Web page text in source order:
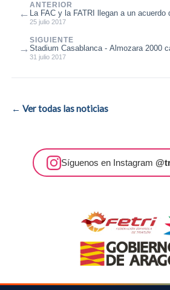
←
ANTERIOR
La FAC y la FATRI llegan a un acuerdo
cuanto a la utilización...
25 julio 2017
SIGUIENTE
Stadium Casablanca - Almozara 2000
Triatlón por relevos
31 julio 2017
→
← Ver todas las noticias
Síguenos en Instagram